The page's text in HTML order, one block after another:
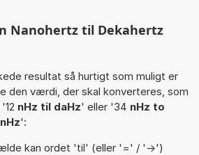
Nanohertz til Dekahertz
resultat så hurtigt som muligt er
den værdi, der skal konverteres, som
nHz til daHz' eller '34 nHz to
nHz':
kan ordet 'til' (eller '=' / '->')